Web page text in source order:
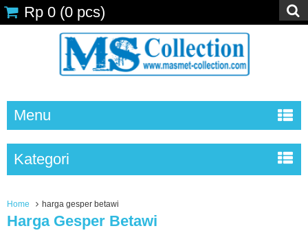
Rp 0 (0 pcs)
Menu
Kategori
Home harga gesper betawi
Harga Gesper Betawi